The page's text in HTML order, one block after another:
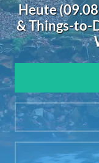
Heute
& Things-to-